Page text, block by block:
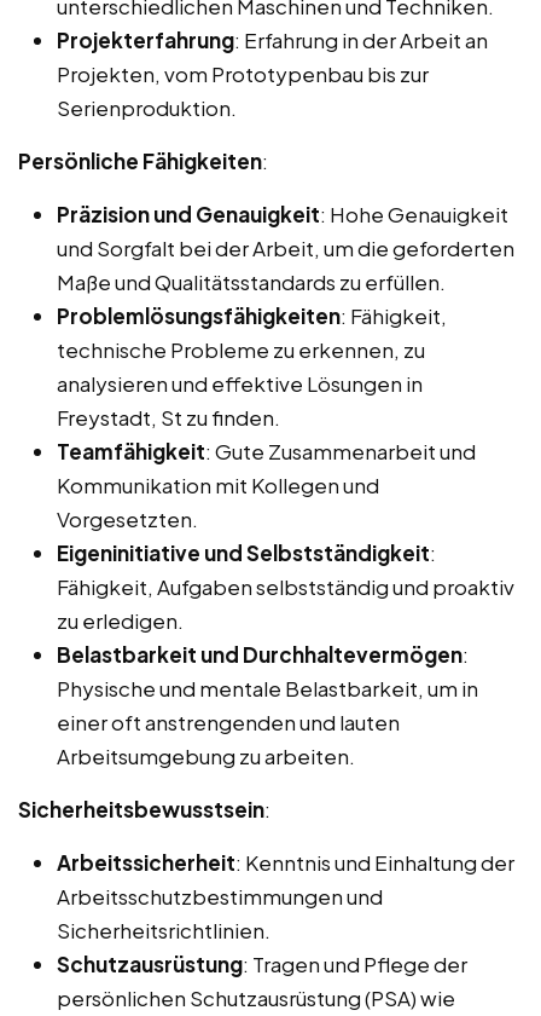
unterschiedlichen Maschinen und Techniken.
Projekterfahrung: Erfahrung in der Arbeit an
Projekten, vom Prototypenbau bis zur
Serienproduktion.
Persönliche Fähigkeiten:
Präzision und Genauigkeit: Hohe Genauigkeit
und Sorgfalt bei der Arbeit, um die geforderten
Maße und Qualitätsstandards zu erfüllen.
Problemlösungsfähigkeiten: Fähigkeit,
technische Probleme zu erkennen, zu
analysieren und effektive Lösungen in
Freystadt, St zu finden.
Teamfähigkeit: Gute Zusammenarbeit und
Kommunikation mit Kollegen und
Vorgesetzten.
Eigeninitiative und Selbstständigkeit:
Fähigkeit, Aufgaben selbstständig und proaktiv
zu erledigen.
Belastbarkeit und Durchhaltevermögen:
Physische und mentale Belastbarkeit, um in
einer oft anstrengenden und lauten
Arbeitsumgebung zu arbeiten.
Sicherheitsbewusstsein:
Arbeitssicherheit: Kenntnis und Einhaltung der
Arbeitsschutzbestimmungen und
Sicherheitsrichtlinien.
Schutzausrüstung: Tragen und Pflege der
persönlichen Schutzausrüstung (PSA) wie